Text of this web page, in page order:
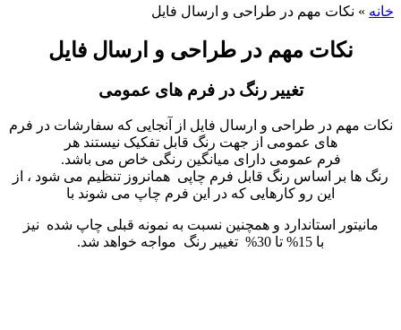
خانه » نکات مهم در طراحی و ارسال فایل
نکات مهم در طراحی و ارسال فایل
تغییر رنگ در فرم های عمومی
نکات مهم در طراحی و ارسال فایل از آنجایی که سفارشات در فرم
های عمومی از جهت رنگ قابل تفکیک نیستند هر
فرم عمومی دارای میانگین رنگی خاص می باشد.
رنگ ها بر اساس رنگ قابل فرم چاپی همانروز تنظیم می شود ، از
این رو کارهایی که در این فرم چاپ می شوند با
مانیتور استاندارد و همچنین نسبت به نمونه قبلی چاپ شده نیز
با 15% تا 30% تغییر رنگ مواجه خواهد شد.